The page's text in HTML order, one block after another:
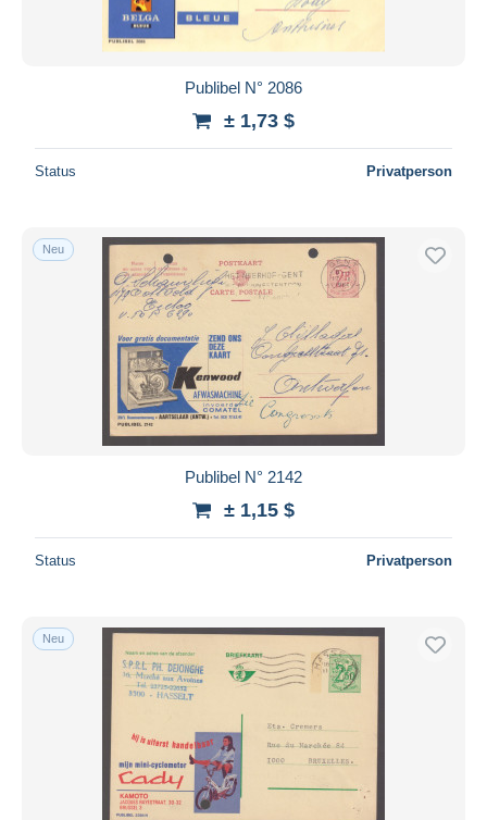
Mastercard
Bancontact
Wohnsitz des Verkäufers
Übernehmen
Publibel N° 2086
± 1,73 $
Status Privatperson
Neu
Publibel N° 2142
± 1,15 $
Status Privatperson
Neu